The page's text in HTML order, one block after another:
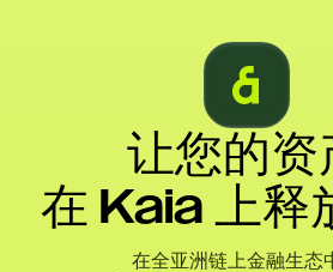
让您的资
在 Kaia 上释
在全亚洲链上金融生态